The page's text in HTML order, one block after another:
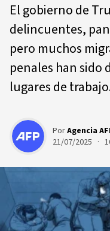
El gobierno de
delincuentes,
pero muchos
penales han sido
lugares de
PorAgencia
21/07/2025 ·